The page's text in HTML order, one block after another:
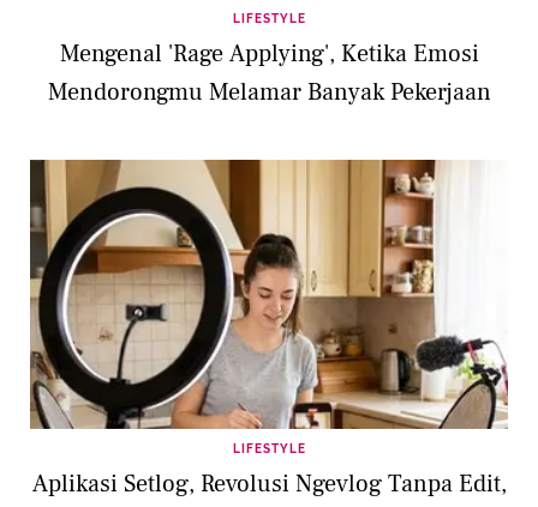
LIFESTYLE
Mengenal 'Rage Applying', Ketika Emosi
Mendorongmu Melamar Banyak Pekerjaan
LIFESTYLE
Aplikasi Setlog, Revolusi Ngevlog Tanpa Edit,